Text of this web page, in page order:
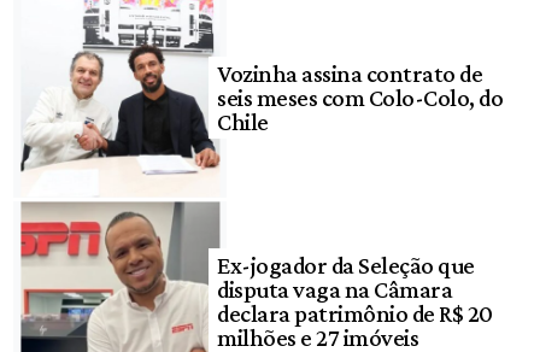
Vozinha assina contrato de
seis meses com Colo-Colo, do
Chile
Ex-jogador da Seleção que
disputa vaga na Câmara
declara patrimônio de R$ 20
milhões e 27 imóveis